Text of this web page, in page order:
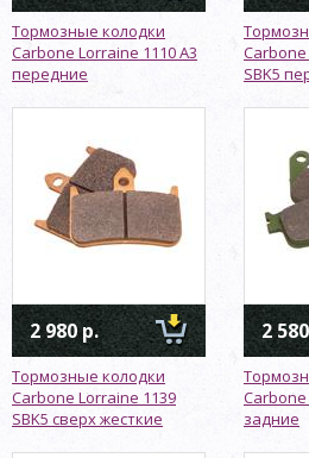
Тормозные колодки
Carbone Lorraine 1110 A3
передние
SBK5
2 980 р.
Тормозные колодки
Carbone Lorraine 1139
SBK5 сверх жесткие
2
Carbone
задние